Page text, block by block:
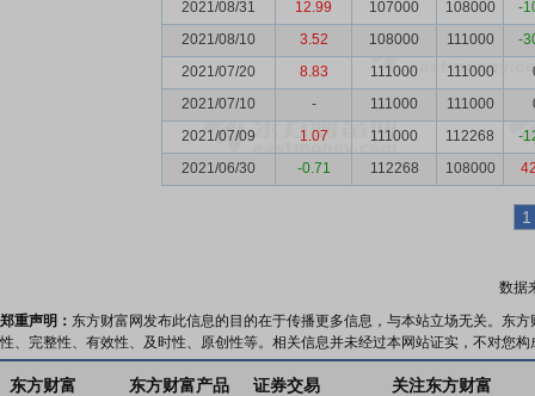
2021/08/31
12.99 107000 108000
-
2021/08/10
3.52 108000 111000
-
2021/07/20
8.83 111000 111000
2021/07/10
- 111000 111000
2021/07/09
1.07 111000 112268
-
2021/06/30
-0.71 112268 108000
1
数据
郑重声明： 东方财富网发布此信息的目的在于传播更多信息，与本站立场无关。东
性、完整性、有效性、及时性、原创性等。相关信息并未经过本网站证实，不对您
东方财富 东方财富产品 证券交易 关注东方财富